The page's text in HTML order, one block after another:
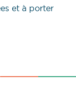
et à porter